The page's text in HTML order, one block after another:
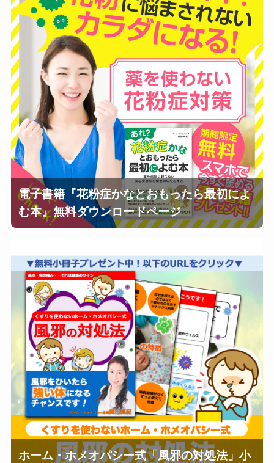
電子書籍『花粉症かなとおもったら最初によ
む本』無料ダウンロードページ
ホーム・ホメオパシー式「風邪の対処法」小